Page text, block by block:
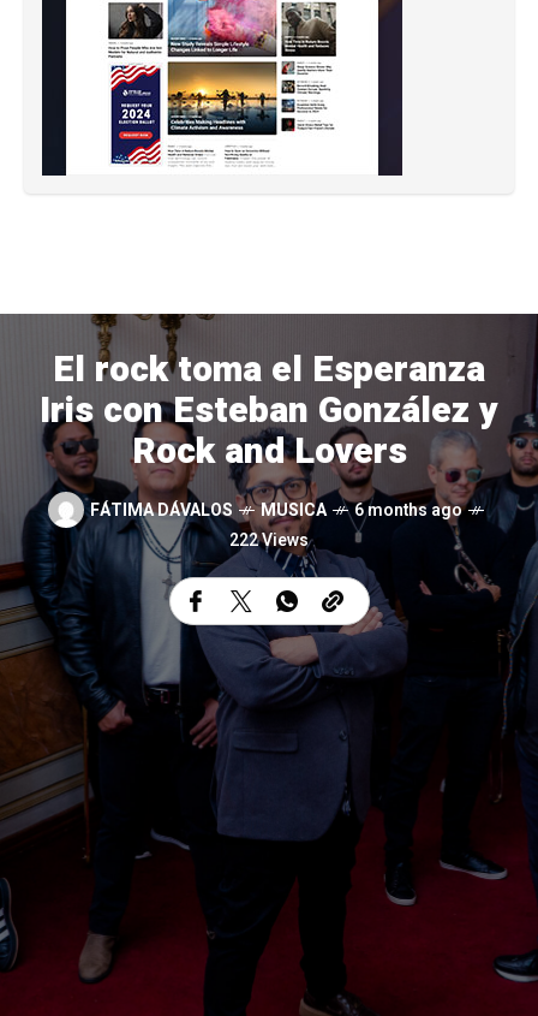
El rock toma el Esperanza
Iris con Esteban González y
Rock and Lovers
FÁTIMA DÁVALOS MUSICA
6 months ago
222 Views